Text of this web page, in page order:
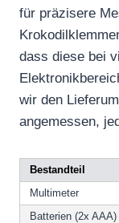
für präzisere
dass diese bei
wir den
angemessen,
Bestandteil
Multimeter
Batterien (2x AAA)